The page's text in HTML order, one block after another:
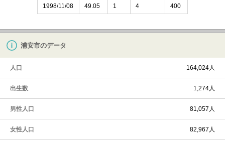
1998/11/08 49.05 1 4 400
浦安市のデータ
人口 164,024人
出生数 1,274人
男性人口 81,057人
女性人口 82,967人